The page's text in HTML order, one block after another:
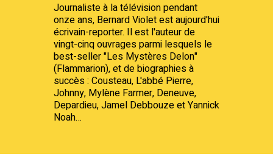
Journaliste à la télévision pendant
onze ans, Bernard Violet est aujourd'hui
écrivain-reporter. Il est l'auteur de
vingt-cinq ouvrages parmi lesquels le
best-seller "Les Mystères Delon"
(Flammarion), et de biographies à
succès : Cousteau, L'abbé Pierre,
Johnny, Mylène Farmer, Deneuve,
Depardieu, Jamel Debbouze et Yannick
Noah…